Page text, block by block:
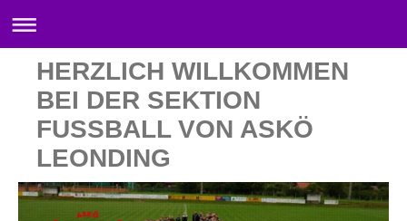
HERZLICH WILLKOMMEN
BEI DER SEKTION
FUSSBALL VON ASKÖ
LEONDING